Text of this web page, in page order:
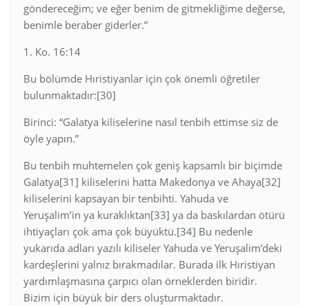
göndereceğim; ve eğer benim de gitmekliğime değerse,
benimle beraber giderler.”
1. Ko. 16:14
Bu bölümde Hıristiyanlar için çok önemli öğretiler
bulunmaktadır:[30]
Birinci: “Galatya kiliselerine nasıl tenbih ettimse siz de
öyle yapın.”
Bu tenbih muhtemelen çok geniş kapsamlı bir biçimde
Galatya[31] kiliselerini hatta Makedonya ve Ahaya[32]
kiliselerini kapsayan bir tenbihti. Yahuda ve
Yeruşalim’in ya kuraklıktan[33] ya da baskılardan ötürü
ihtiyaçları çok ama çok büyüktü.[34] Bu nedenle
yukarıda adları yazılı kiliseler Yahuda ve Yeruşalim’deki
kardeşlerini yalnız bırakmadılar. Burada ilk Hıristiyan
yardımlaşmasına çarpıcı olan örneklerden biridir.
Bizim için büyük bir ders oluşturmaktadır.